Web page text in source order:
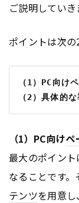
ご説明していき
ポイントは次の
（1）PC向け
（2）具体的
（1）PC向けペ
最大のポイン
なることです
テンツを用意